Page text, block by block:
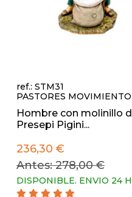
ref.: STM31
PASTORES MOVIMIENTO
Hombre con molinillo
Presepi Pigini...
236,30 €
Antes: 278,00 €
DISPONIBLE. ENVIO 24